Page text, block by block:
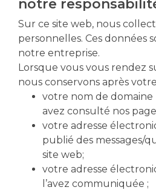
notre
Sur ce site web, nous
personnelles. Ces données
notre entreprise.
Lorsque vous vous rendez
nous conservons après
votre nom de domaine
avez consulté nos
votre adresse
publié des messages/
site web;
votre adresse
l’avez communiquée ;